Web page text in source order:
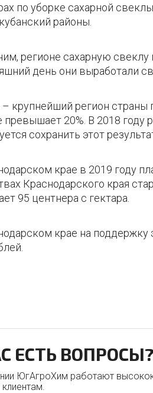
по уборке сахарной
районы.
регионе сахарную
день они выработали
– крупнейший регион
20%. В 2018 году
сохранить этот
крае в 2019 году
Краснодарского края
95 центнера с гектара.
крае на поддержку
ЕСТЬ ВОПРОСЫ?
ЮгАгроХим работают